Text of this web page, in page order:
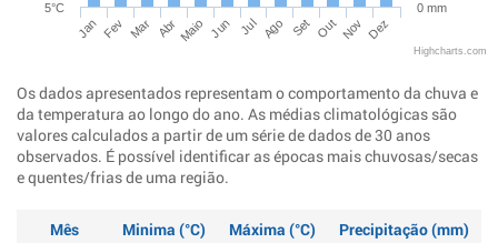
Jan Fev Mar Abr Maio Jun Jul Ago Set Out Nov Dez
5°C 0 mm
Highcharts.com
Os dados apresentados representam o comportamento da chuva e
da temperatura ao longo do ano. As médias climatológicas são
valores calculados a partir de um série de dados de 30 anos
observados. É possível identificar as épocas mais chuvosas/secas
e quentes/frias de uma região.
Mês Minima (°C) Máxima (°C)
Precipitação (mm)